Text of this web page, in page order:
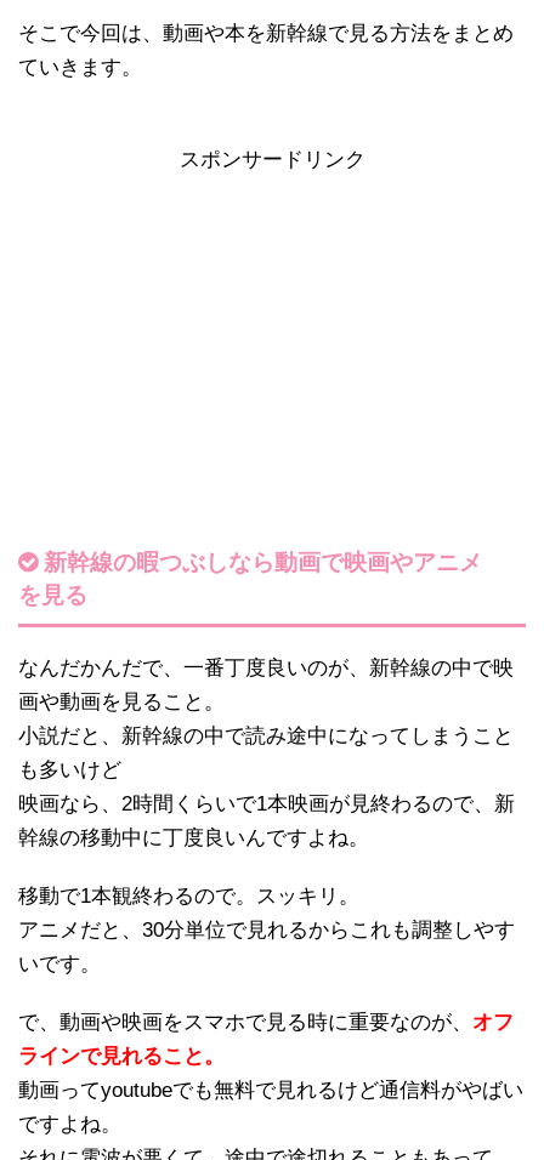
そこで今回は、動画や本を新幹線で見る方法をまとめ
ていきます。
スポンサードリンク
新幹線の暇つぶしなら動画で映画やアニメ
を見る
なんだかんだで、一番丁度良いのが、新幹線の中で映
画や動画を見ること。
小説だと、新幹線の中で読み途中になってしまうこと
も多いけど
映画なら、2時間くらいで1本映画が見終わるので、新
幹線の移動中に丁度良いんですよね。
移動で1本観終わるので。スッキリ。
アニメだと、30分単位で見れるからこれも調整しやす
いです。
で、動画や映画をスマホで見る時に重要なのが、 オフ
ラインで見れること。
動画ってyoutubeでも無料で見れるけど通信料がやばい
ですよね。